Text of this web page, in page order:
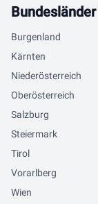
Bundesländer
Burgenland
Kärnten
Niederösterreich
Oberösterreich
Salzburg
Steiermark
Tirol
Vorarlberg
Wien